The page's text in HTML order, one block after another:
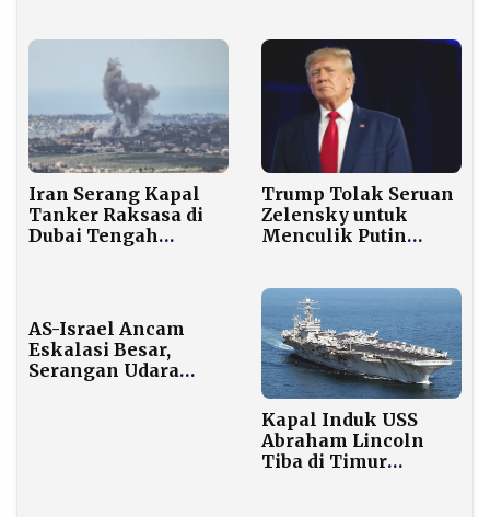
Iran Serang Kapal
Tanker Raksasa di
Dubai Tengah
di Teluk
Trump Tolak Seruan
Zelensky untuk
Menculik Putin
AS-Israel Ancam
Eskalasi Besar,
Serangan Udara
Kapal Induk USS
Abraham Lincoln
Tiba di Timur